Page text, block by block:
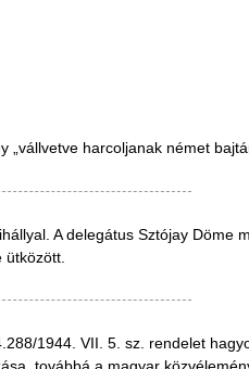
harcoljanak német
A delegátus Sztójay
1944. VII. 5. sz. rendelet